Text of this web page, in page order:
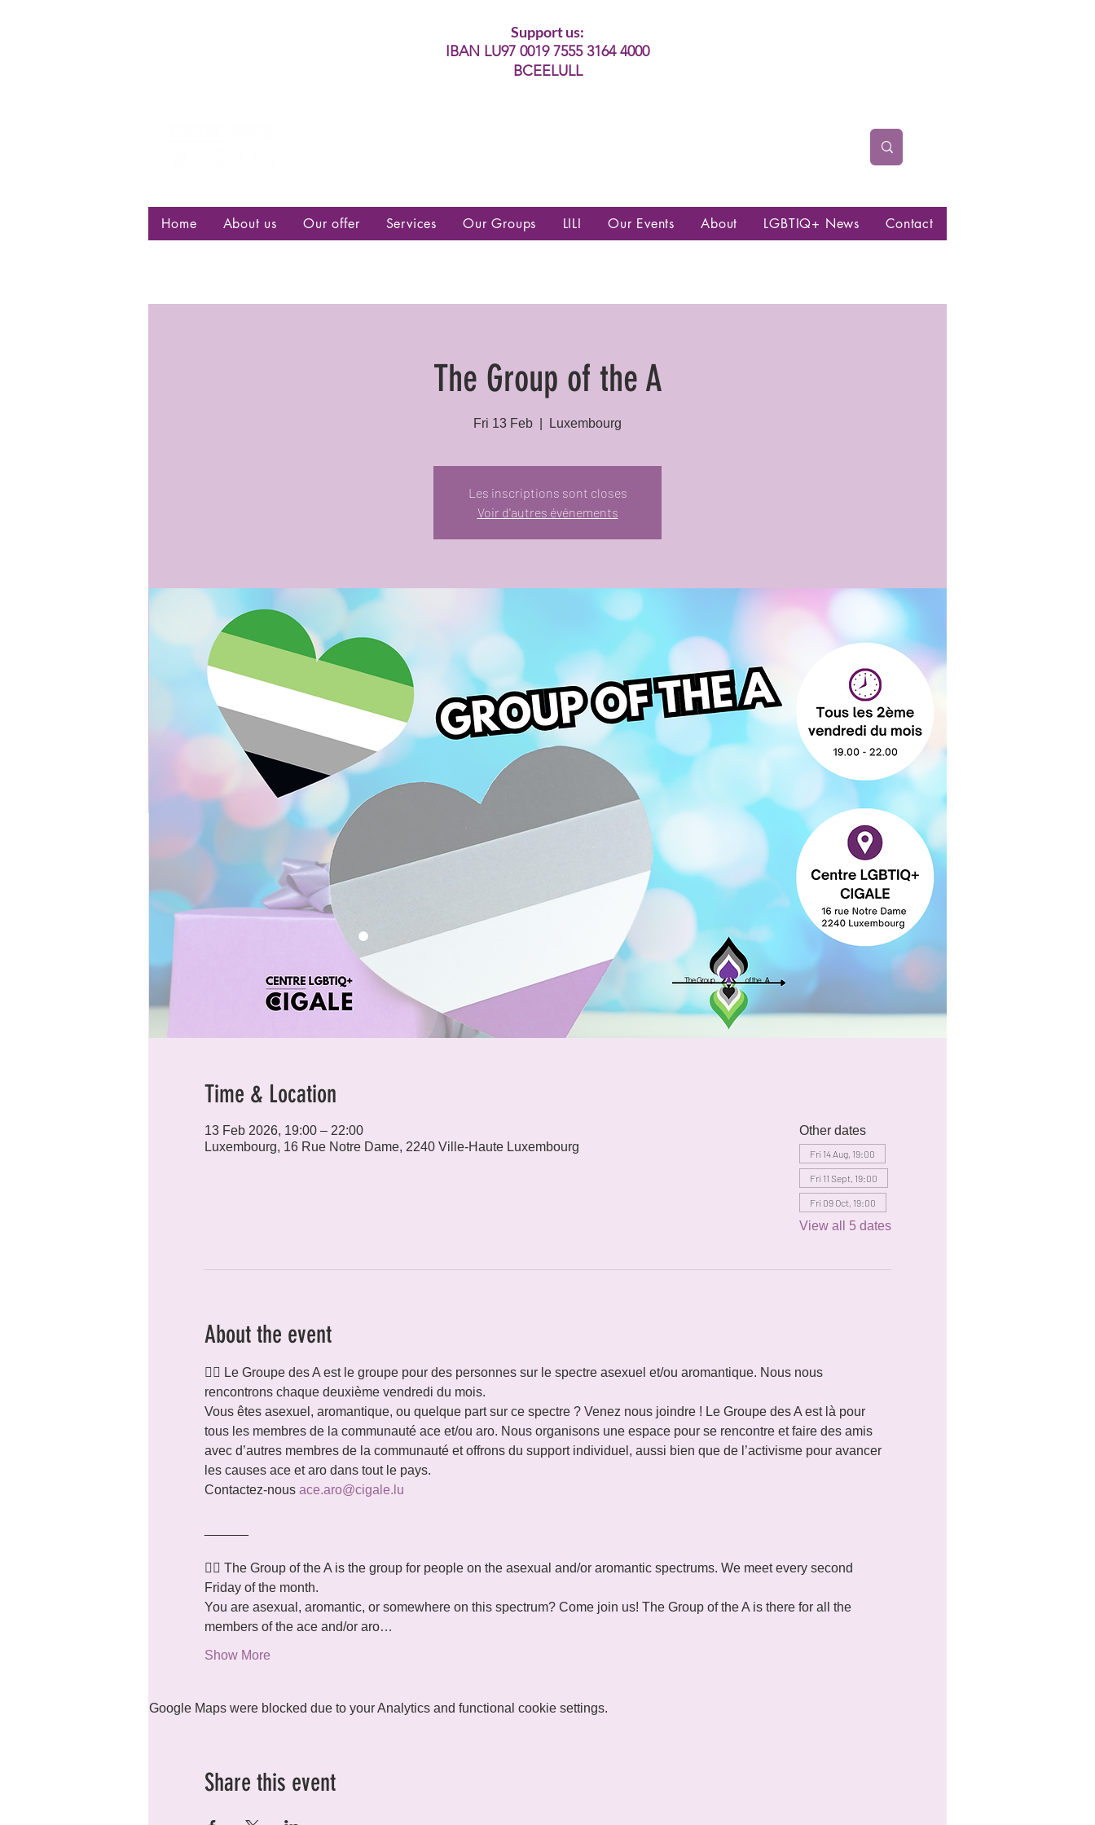
Support us:
IBAN LU97 0019 7555 3164 4000
BCEELULL
Home About us Our offer Services Our Groups LILI Our Events About LGBTIQ+ News Contact
The Group of the A
Fri 13 Feb Luxembourg
Les inscriptions sont closes
Voir d'autres événements
Time & Location
13 Feb 2026, 19:00 – 22:00
Luxembourg, 16 Rue Notre Dame, 2240 Ville-Haute Luxembourg
Other dates
Fri 14 Aug, 19:00
Fri 11 Sept, 19:00
Fri 09 Oct, 19:00
View all 5 dates
About the event
🏳️‍🌈 Le Groupe des A est le groupe pour des personnes sur le spectre asexuel et/ou aromantique. Nous nous
rencontrons chaque deuxième vendredi du mois.
Vous êtes asexuel, aromantique, ou quelque part sur ce spectre ? Venez nous joindre ! Le Groupe des A est là pour
tous les membres de la communauté ace et/ou aro. Nous organisons une espace pour se rencontre et faire des amis
avec d’autres membres de la communauté et offrons du support individuel, aussi bien que de l’activisme pour avancer
les causes ace et aro dans tout le pays.
Contactez-nous ace.aro@cigale.lu
🏳️‍🌈 The Group of the A is the group for people on the asexual and/or aromantic spectrums. We meet every second
Friday of the month.
You are asexual, aromantic, or somewhere on this spectrum? Come join us! The Group of the A is there for all the
members of the ace and/or aro…
Show More
Google Maps were blocked due to your Analytics and functional cookie settings.
Share this event